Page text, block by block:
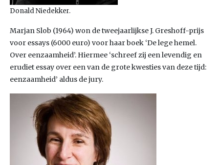
Donald Niedekker.
Marjan Slob (1964) won de tweejaarlijkse J. Greshoff-prijs
voor essays (6000 euro) voor haar boek ‘De lege hemel.
Over eenzaamheid’. Hiermee ‘schreef zij een levendig en
erudiet essay over een van de grote kwesties van deze tijd:
eenzaamheid’ aldus de jury.